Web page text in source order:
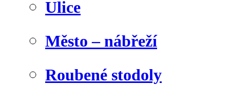
Ulice
Město – nábřeží
Roubené stodoly